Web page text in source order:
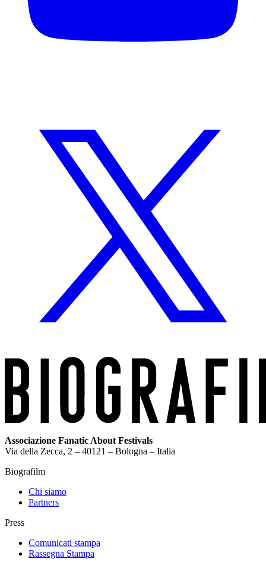
Associazione Fanatic About Festivals
Via della Zecca, 2 – 40121 – Bologna – Italia
Biografilm
Chi siamo
Partners
Press
Comunicati stampa
Rassegna Stampa